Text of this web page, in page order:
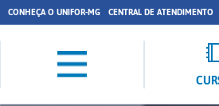
CONHEÇA O UNIFOR-MG CENTRAL DE ATENDIMENTO